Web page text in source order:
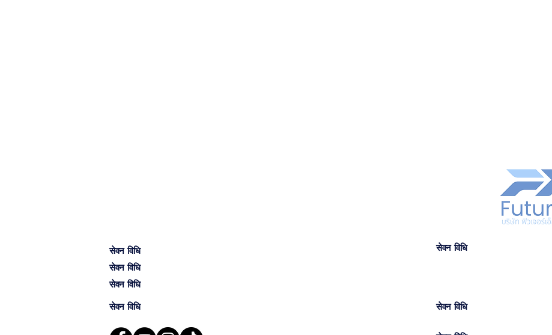
सेवन विधि
सेवन विधि
सेवन विधि
सेवन विधि
सेवन विधि
सेवन विधि